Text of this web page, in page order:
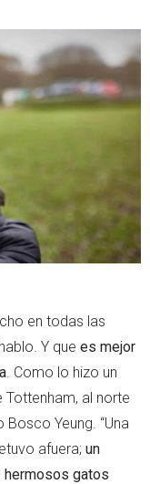
en todas las
Y que es mejor
. Como lo hizo un
Tottenham, al norte
Yeung. “Una
afuera; un
hermosos gatos